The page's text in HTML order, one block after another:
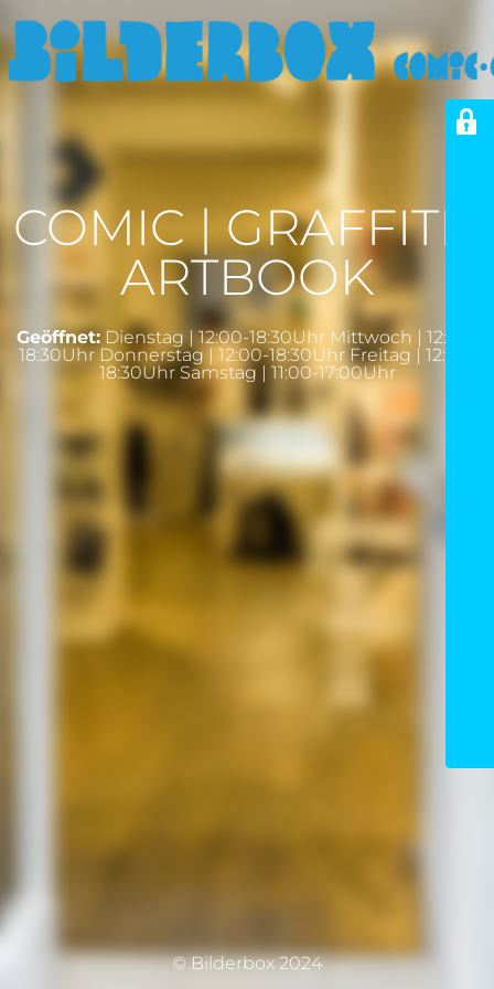
COMIC | GRAFFITI |
ARTBOOK
Geöffnet: Dienstag | 12:00-18:30Uhr Mittwoch | 12:00-
18:30Uhr Donnerstag | 12:00-18:30Uhr Freitag | 12:00-
18:30Uhr Samstag | 11:00-17:00Uhr
© Bilderbox 2024